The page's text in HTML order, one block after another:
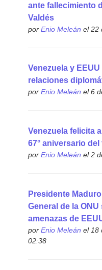
ante fallecimiento
Valdés
por Enio Meleán el 22
Venezuela y
relaciones
por Enio Meleán el 6
Venezuela felicita
67° aniversario
por Enio Meleán el 2
Presidente
General de la
amenazas de
por Enio Meleán el 18
02:38